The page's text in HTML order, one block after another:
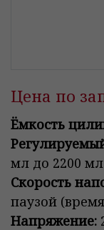
Цена по
Ёмкость
мл до 2200 мл
Скорость
паузой
Напряжение: